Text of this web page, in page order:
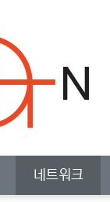
네트워크